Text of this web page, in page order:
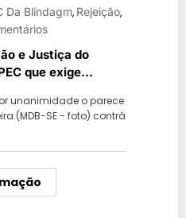
Da Blindagm, Rejeição,
e Justiça do
que exige
unanimidade o parece
(MDB-SE - foto) contrá